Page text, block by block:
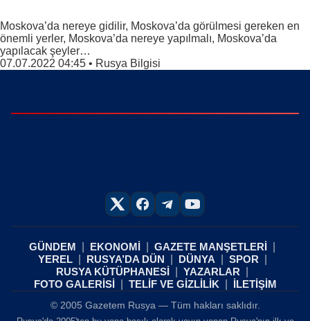
Moskova’da nereye gidilir, Moskova’da görülmesi gereken en
önemli yerler, Moskova’da nereye yapılmalı, Moskova’da
yapılacak şeyler…
07.07.2022 04:45 • Rusya Bilgisi
GÜNDEM EKONOMİ
GAZETE MANŞETLERİ
YEREL
RUSYA’DA DÜN DÜNYA
SPOR
RUSYA KÜTÜPHANESİ
YAZARLAR
FOTO GALERİSİ
TELİF VE GİZLİLİK İLETİŞİM
© 2005 Gazetem Rusya — Tüm hakları saklıdır.